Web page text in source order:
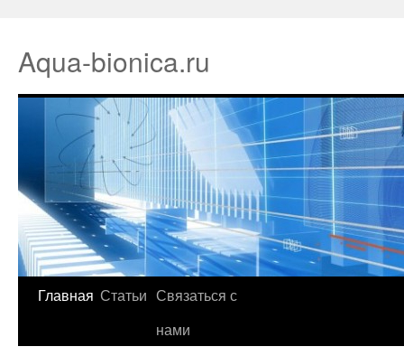
Aqua-bionica.ru
Главная Статьи Связаться с
нами